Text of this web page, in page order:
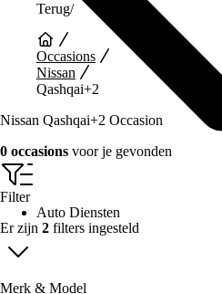
Auto Diensten
Terug/
Occasions
Nissan
Qashqai+2
Nissan Qashqai+2 Occasion
0 occasions voor je gevonden
Filter
Er zijn 2 filters ingesteld
Merk & Model